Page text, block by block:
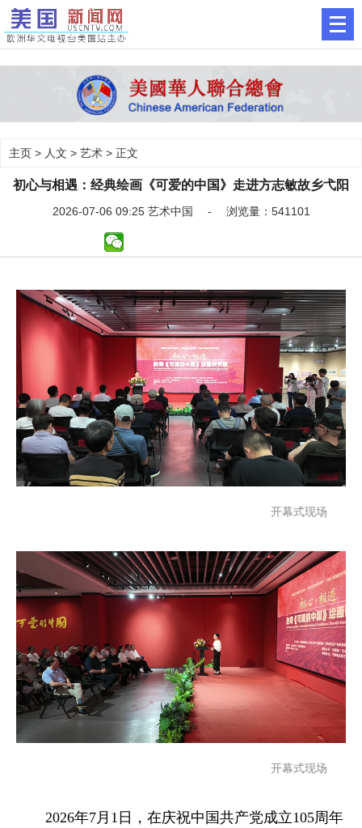
主页 > 人文 > 艺术 > 正文
初心与相遇：经典绘画《可爱的中国》走进方志敏故乡弋阳
2026-07-06 09:25 艺术中国 - 浏览量：541101
开幕式现场
开幕式现场
2026年7月1日，在庆祝中国共产党成立105周年